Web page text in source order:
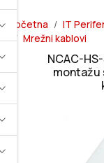
Početna IT
Mrežni kablovi
NCAC-
montažu